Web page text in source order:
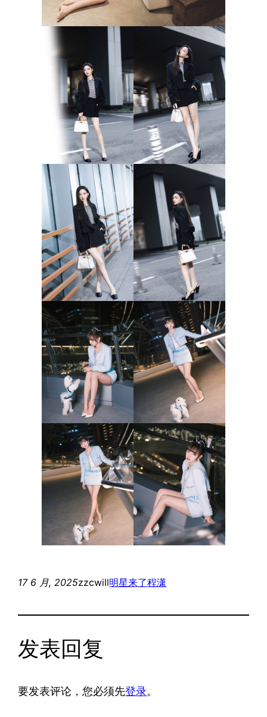
17 6 月, 2025zzcwill明星来了程潇
发表回复
要发表评论，您必须先登录。